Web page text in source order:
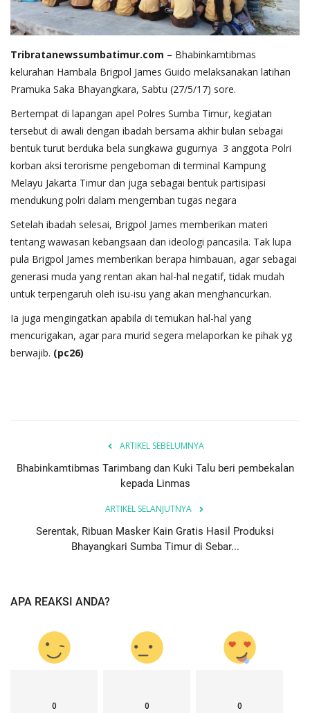
Tribratanewssumbatimur.com – Bhabinkamtibmas
kelurahan Hambala Brigpol James Guido melaksanakan latihan
Pramuka Saka Bhayangkara, Sabtu (27/5/17) sore.
Bertempat di lapangan apel Polres Sumba Timur, kegiatan
tersebut di awali dengan ibadah bersama akhir bulan sebagai
bentuk turut berduka bela sungkawa gugurnya 3 anggota Polri
korban aksi terorisme pengeboman di terminal Kampung
Melayu Jakarta Timur dan juga sebagai bentuk partisipasi
mendukung polri dalam mengemban tugas negara
Setelah ibadah selesai, Brigpol James memberikan materi
tentang wawasan kebangsaan dan ideologi pancasila. Tak lupa
pula Brigpol James memberikan berapa himbauan, agar sebagai
generasi muda yang rentan akan hal-hal negatif, tidak mudah
untuk terpengaruh oleh isu-isu yang akan menghancurkan.
Ia juga mengingatkan apabila di temukan hal-hal yang
mencurigakan, agar para murid segera melaporkan ke pihak yg
berwajib. (pc26)
ARTIKEL SEBELUMNYA
Bhabinkamtibmas Tarimbang dan Kuki Talu beri pembekalan
kepada Linmas
ARTIKEL SELANJUTNYA
Serentak, Ribuan Masker Kain Gratis Hasil Produksi
Bhayangkari Sumba Timur di Sebar...
APA REAKSI ANDA?
0 0 0